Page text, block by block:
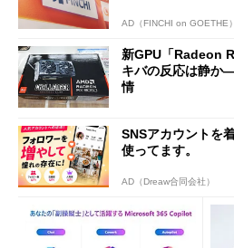
AD（FINCHI on GOETHE）
新GPU「Radeon
キバの反応は静か
情
SNSアカウントを
使ってます。
AD（Dreaw合同会社）